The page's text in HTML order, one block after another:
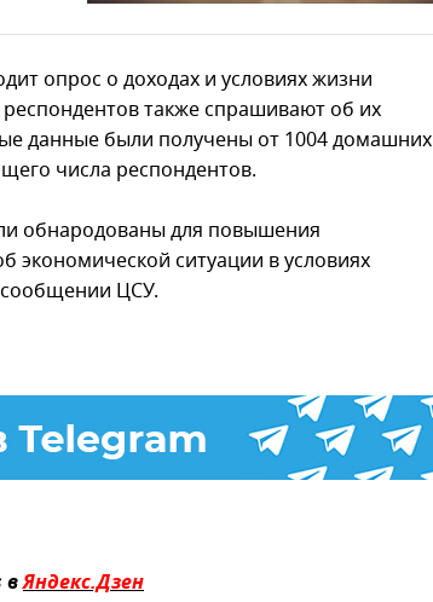
опрос о доходах и условиях жизни
также спрашивают об их
данные были получены от 1004 домашних
числа респондентов.
обнародованы для повышения
экономической ситуации в условиях
сообщении ЦСУ.
вЯндекс.Дзен